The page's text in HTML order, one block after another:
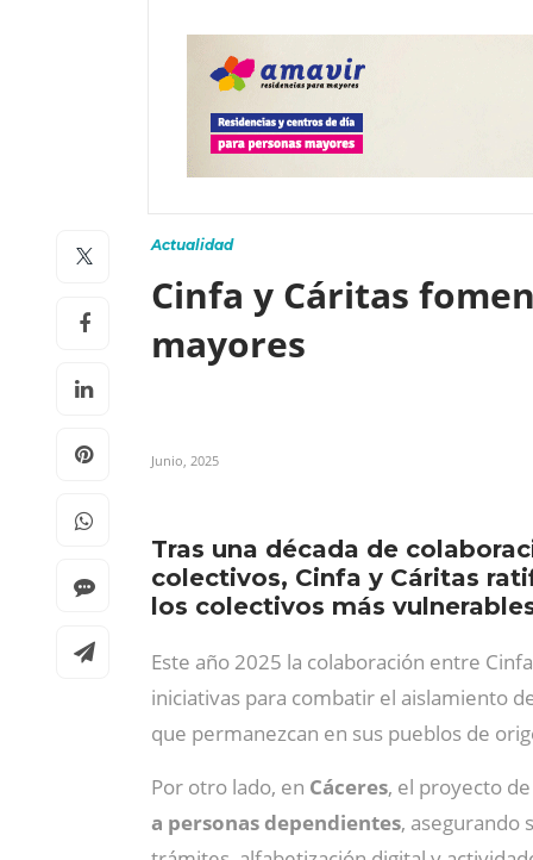
Actualidad
Cinfa y Cáritas
mayores
Junio, 2025
Tras una década de
colectivos, Cinfa y Cáritas
los colectivos más
Este año 2025 la colaboración entre
iniciativas para combatir el aislamiento
que permanezcan en sus pueblos de
Por otro lado, en Cáceres, el proyecto
a personas dependientes, asegurando